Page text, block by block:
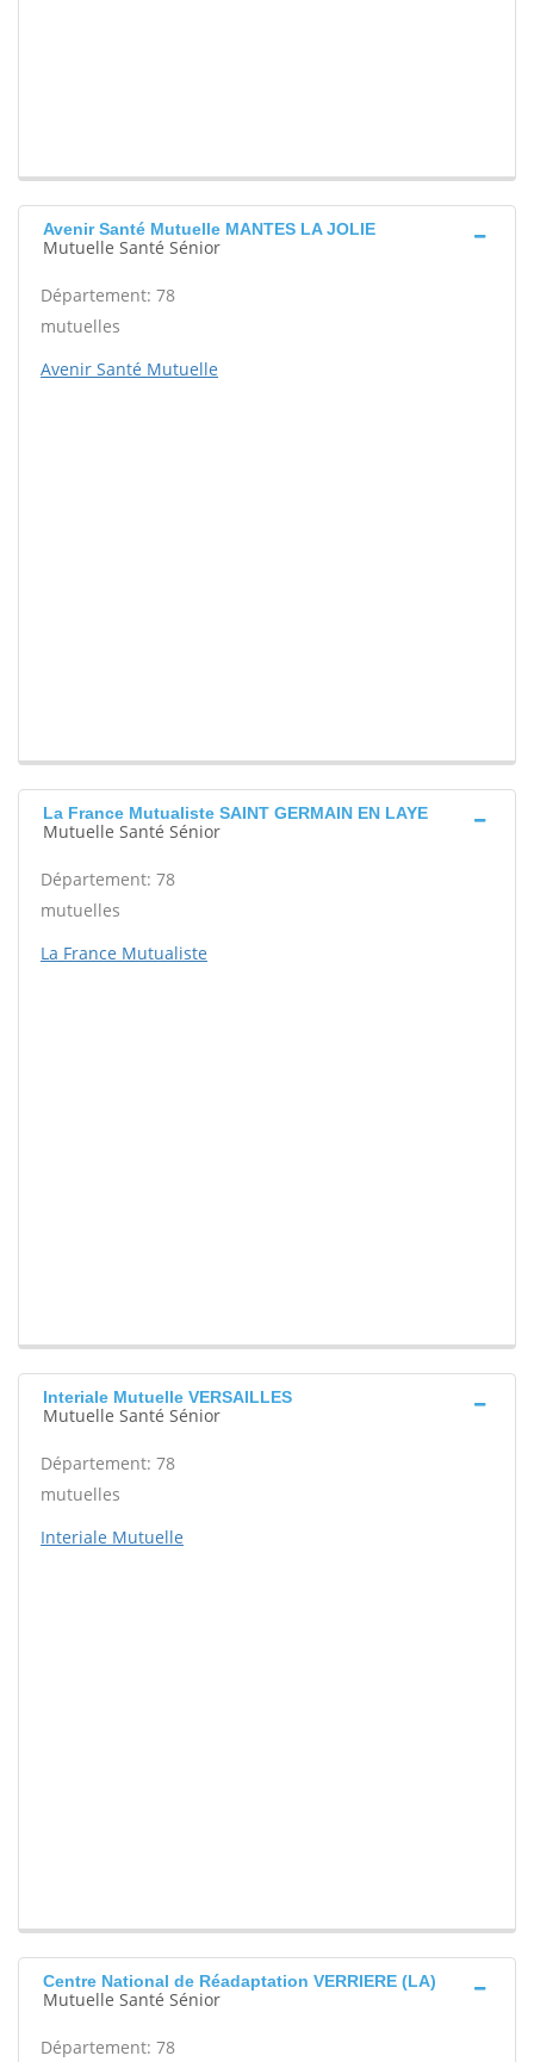
Avenir Santé Mutuelle MANTES LA JOLIE
Mutuelle Santé Sénior
Département: 78
mutuelles
Avenir Santé Mutuelle
La France Mutualiste SAINT GERMAIN EN LAYE
Mutuelle Santé Sénior
Département: 78
mutuelles
La France Mutualiste
Interiale Mutuelle VERSAILLES
Mutuelle Santé Sénior
Département: 78
mutuelles
Interiale Mutuelle
Centre National de Réadaptation VERRIERE (LA)
Mutuelle Santé Sénior
Département: 78